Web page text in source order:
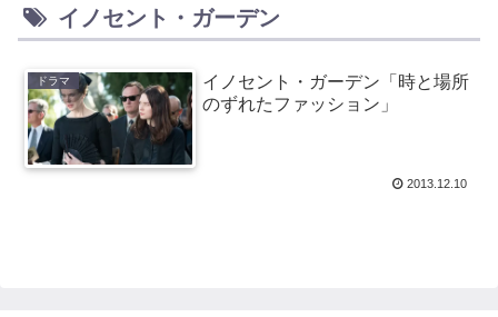
イノセント・ガーデン
ドラマ
イノセント・ガーデン「時と場所
のずれたファッション」
2013.12.10